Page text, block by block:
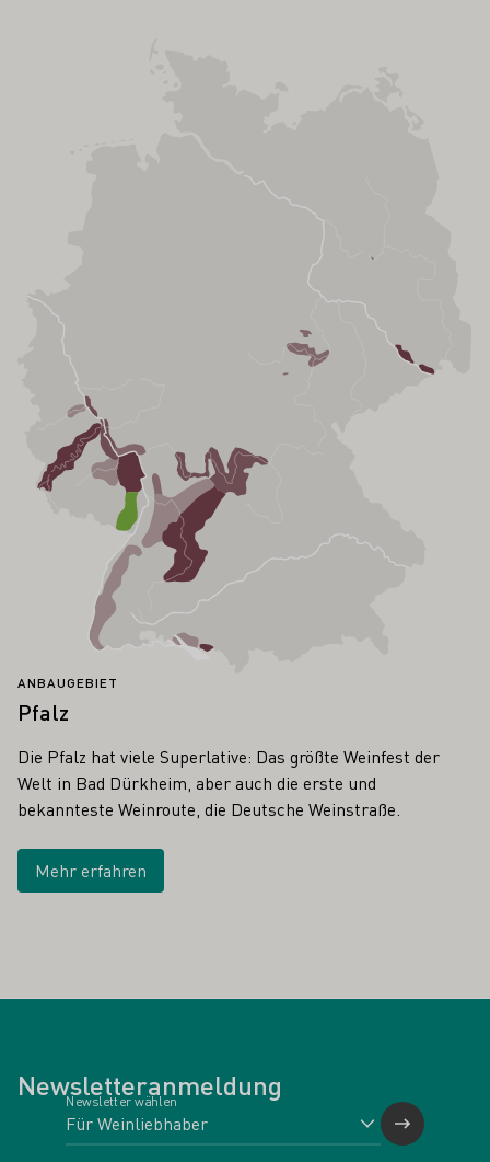
ANBAUGEBIET
Pfalz
Die Pfalz hat viele Superlative: Das größte Weinfest der
Welt in Bad Dürkheim, aber auch die erste und
bekannteste Weinroute, die Deutsche Weinstraße.
Mehr erfahren
Newsletteranmeldung
Newsletter wählen